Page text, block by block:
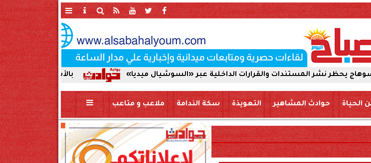
بالأسماء | اعتماد حركة تنقلات المستندات والقرارات الداخلية عبر «السوشيال ميديا»
الحياة حوادث المشاهير التعويذة سكة الندامة ملاعب و متاعب